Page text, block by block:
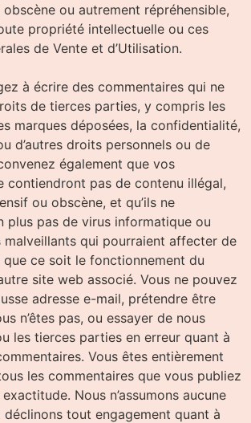
ou autrement répréhensible,
propriété intellectuelle ou ces
de Vente et d’Utilisation.
à écrire des commentaires qui ne
de tierces parties, y compris les
marques déposées, la confidentialité,
d’autres droits personnels ou de
également que vos
contiendront pas de contenu illégal,
ou obscène, et qu’ils ne
plus pas de virus informatique ou
malveillants qui pourraient affecter de
que ce soit le fonctionnement du
site web associé. Vous ne pouvez
adresse e-mail, prétendre être
n’êtes pas, ou essayer de nous
les tierces parties en erreur quant à
Vous êtes entièrement
les commentaires que vous publiez
Nous n’assumons aucune
tout engagement quant à